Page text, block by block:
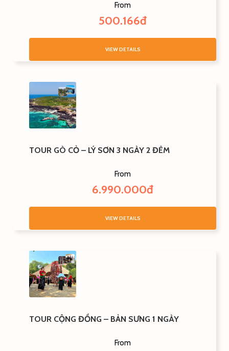
From
500.166đ
VIEW DETAILS
TOUR GÒ CỎ – LÝ SƠN 3 NGÀY 2 ĐÊM
From
6.990.000đ
VIEW DETAILS
TOUR CỘNG ĐỒNG – BẢN SƯNG 1 NGÀY
From